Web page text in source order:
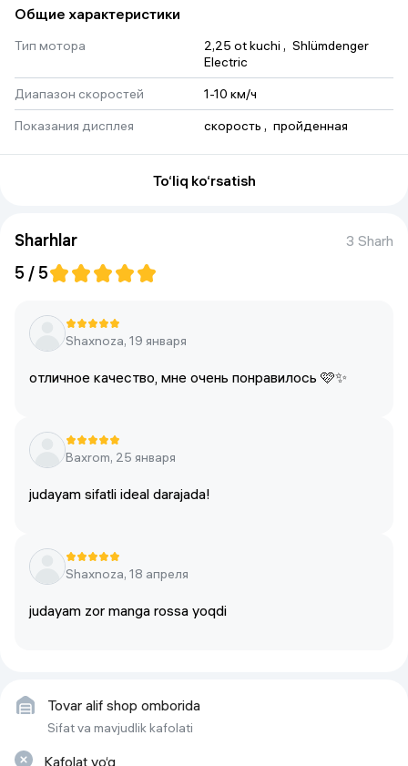
Общие характеристики
Тип мотора 2,25 ot kuchi , Shlümdenger
Electric
Диапазон скоростей
1-10 км/ч
Показания дисплея
скорость , пройденная
2-darajali
Максимальный вес
Беговая поверхность
To‘liq ko‘rsatish
Sharhlar 3 Sharh
5 / 5
Shaxnoza, 19 января
отличное качество, мне очень понравилось 🩷✨
Baxrom, 25 января
judayam sifatli ideal darajada!
Shaxnoza, 18 апреля
judayam zor manga rossa yoqdi
Tovar alif shop omborida
Sifat va mavjudlik kafolati
Kafolat yo‘q